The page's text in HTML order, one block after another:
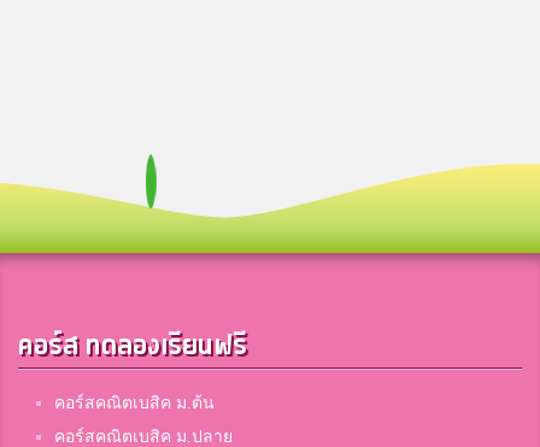
คอร์ส ทดลองเรียนฟรี
คอร์สคณิตเบสิค ม.ต้น
คอร์สคณิตเบสิค ม.ปลาย